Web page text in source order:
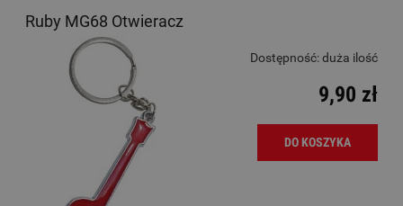
Ruby MG68 Otwieracz
Dostępność:duża ilość
9,90 zł
DO KOSZYKA